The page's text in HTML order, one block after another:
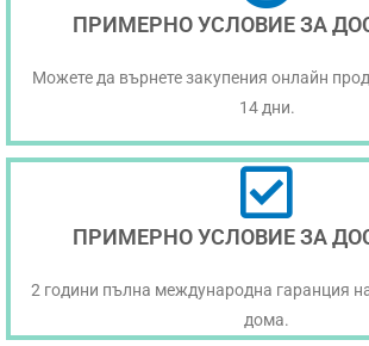
ПРИМЕРНО УСЛОВИЕ ЗА
Можете да върнете закупения онлайн
14 дни.
ПРИМЕРНО УСЛОВИЕ ЗА
2 години пълна международна гаранция
дома.